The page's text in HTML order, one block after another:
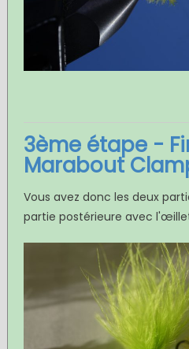
3ème étape -
Marabout
Vous avez donc les deux
partie postérieure avec